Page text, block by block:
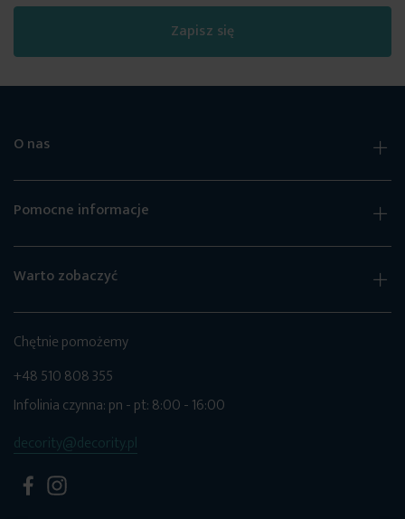
Zapisz się
O nas
Pomocne informacje
Warto zobaczyć
Chętnie pomożemy
+48 510 808 355
Infolinia czynna: pn - pt: 8:00 - 16:00
decority@decority.pl